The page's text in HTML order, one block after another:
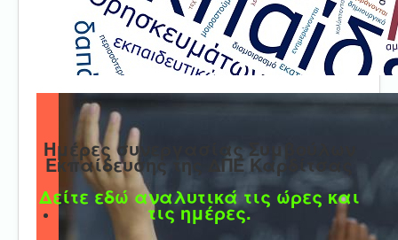
Τμήμα E'
Επικοινωνία
Ημέρες συνεργασίας Συμβούλων
Εκπαίδευσης της ΔΠΕ Καρδίτσας
Δείτε εδώ αναλυτικά τις ώρες και
τις ημέρες.